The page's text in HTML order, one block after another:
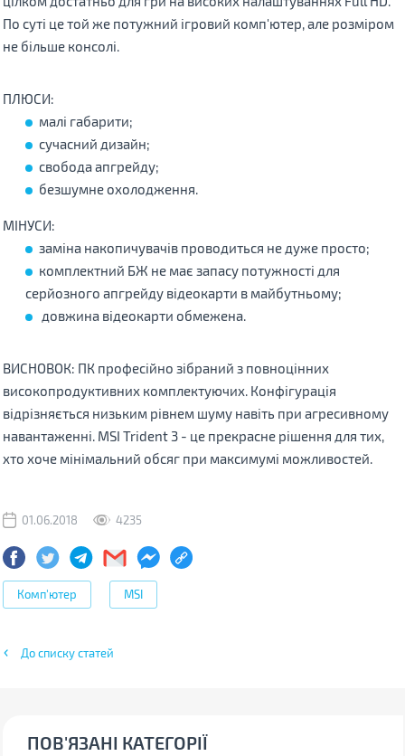
По суті це той же потужний ігровий комп'ютер, але розміром
не більше консолі.
ПЛЮСИ:
малі габарити;
сучасний дизайн;
свобода апгрейду;
безшумне охолодження.
МІНУСИ:
заміна накопичувачів проводиться не дуже просто;
комплектний БЖ не має запасу потужності для
серйозного апгрейду відеокарти в майбутньому;
довжина відеокарти обмежена.
ВИСНОВОК: ПК професійно зібраний з повноцінних
високопродуктивних комплектуючих. Конфігурація
відрізняється низьким рівнем шуму навіть при агресивному
навантаженні. MSI Trident 3 - це прекрасне рішення для тих,
хто хоче мінімальний обсяг при максимумі можливостей.
01.06.2018 4235
Комп'ютер MSI
До списку статей
ПОВ'ЯЗАНІ КАТЕГОРІЇ